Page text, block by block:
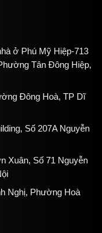
ở Phú Mỹ Hiệp-713
Tân Đông Hiệp,
Đông Hoà, TP Dĩ
Số 207A Nguyễn
Xuân, Số 71 Nguyễn
Nghị, Phường Hoà